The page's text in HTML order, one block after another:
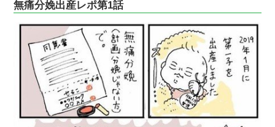
無痛分娩出産レポ第1話